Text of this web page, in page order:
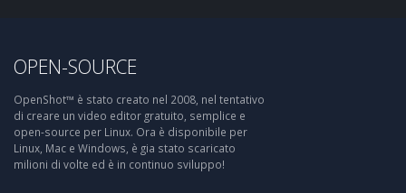
OPEN-SOURCE
OpenShot™ è stato creato nel 2008, nel tentativo
di creare un video editor gratuito, semplice e
open-source per Linux. Ora è disponibile per
Linux, Mac e Windows, è gia stato scaricato
milioni di volte ed è in continuo sviluppo!